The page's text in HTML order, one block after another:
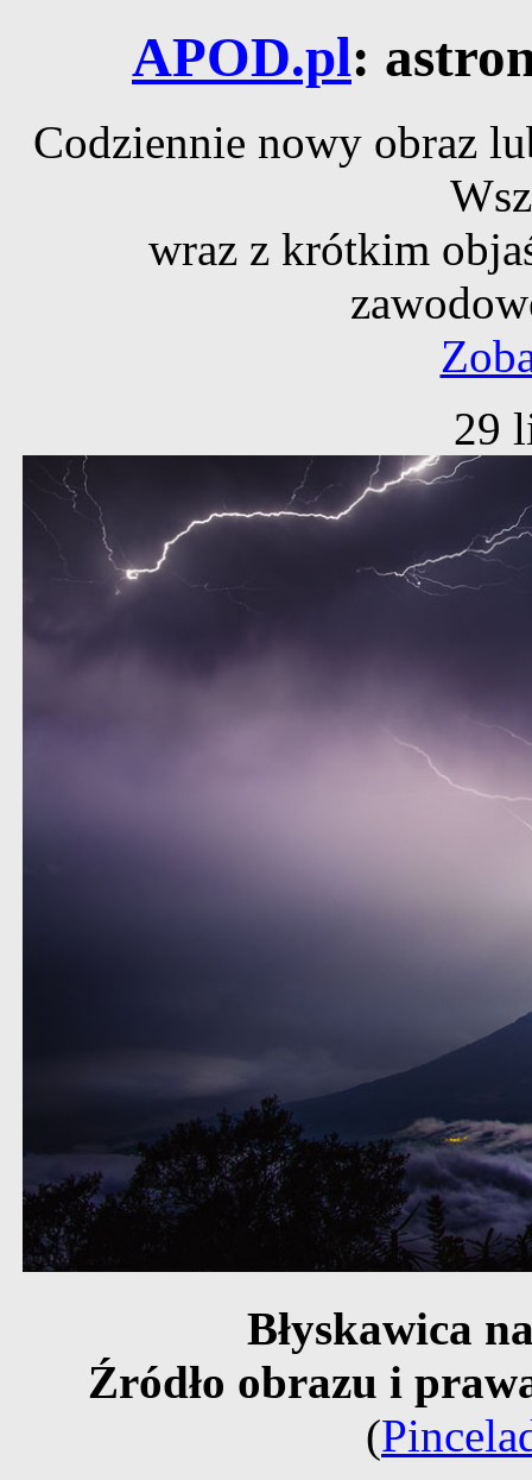
APOD.pl:
Codziennie nowy obraz
wraz z krótkim
29
Błyskawica
Źródło obrazu i
(